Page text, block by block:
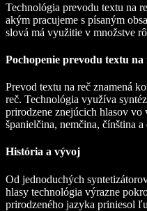
Technológia prevodu textu na
akým pracujeme s písaným
slová má využitie v množstve
Pochopenie prevodu textu na
Prevod textu na reč znamená
reč. Technológia využíva
prirodzene znejúcich hlasov
španielčina, nemčina, čínština a
História a vývoj
Od jednoduchých
hlasy technológia výrazne
prirodzeného jazyka priniesol